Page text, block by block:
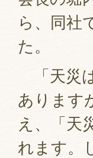
ら、同社
た。
「天災
あります
え、「天
れます。